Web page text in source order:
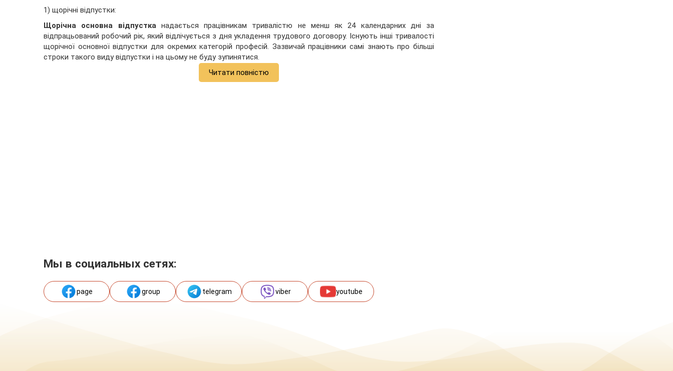
1) щорічні відпустки:
Щорічна основна відпустканадається працівникам тривалістю не менш як 24 календарних дні за
відпрацьований робочий рік, який відлічується з дня укладення трудового договору. Існують інші тривалості
щорічної основної відпустки для окремих категорій професій. Зазвичай працівники самі знають про більші
строки такого виду відпустки і на цьому не буду зупинятися.
Читати повністю
Мы в социальных сетях:
page group telegram viber youtube